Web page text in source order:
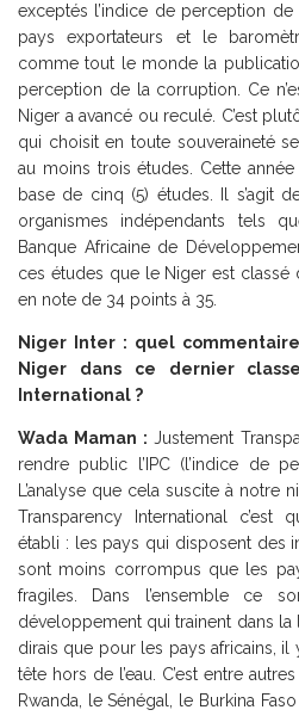
exceptés l’indice de perception
pays exportateurs et le
comme tout le monde la
perception de la corruption. Ce
Niger a avancé ou reculé. C’est
qui choisit en toute souveraineté
au moins trois études. Cette
base de cinq (5) études. Il s’agit
organismes indépendants tels
Banque Africaine de
ces études que le Niger est classé
en note de 34 points à 35.
Niger Inter : quel
Niger dans ce dernier
International ?
Wada Maman : Justement
rendre public l’IPC (l’indice de
L’analyse que cela suscite à notre
Transparency International c’est
établi : les pays qui disposent des
sont moins corrompus que les
fragiles. Dans l’ensemble ce
développement qui trainent dans
dirais que pour les pays africains,
tête hors de l’eau. C’est entre
Rwanda, le Sénégal, le Burkina